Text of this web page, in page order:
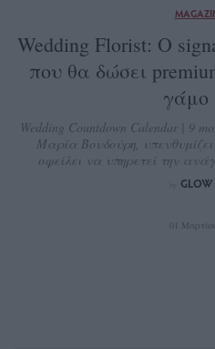
Wedding Florist: Ο
που θα δώσει
γάμο
Wedding Countdown Calendar | 9
Μαρία Βουδούρη, υπενθυμίζει
οφείλει να υπηρετεί την
01